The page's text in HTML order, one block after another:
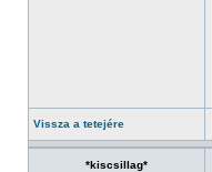
Vissza a tetejére
*kiscsillag*